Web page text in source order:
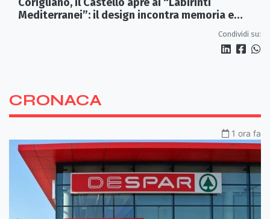
Mediterranei”: il design incontra memoria e
Condividi su:
CRONACA
1 ora fa